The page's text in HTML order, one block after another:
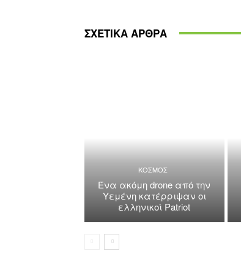
ΣΧΕΤΙΚΑ ΑΡΘΡΑ
ΚΟΣΜΟΣ
Ένα ακόμη drone από την
Υεμένη κατέρριψαν οι
ελληνικοί Patriot